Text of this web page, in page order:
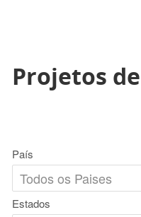
Projetos
País
Estados